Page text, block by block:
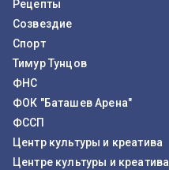
Рецепты
Созвездие
Спорт
Тимур Тунцов
ФНС
ФОК "Баташев Арена"
ФССП
Центр культуры и креатива
Центре культуры и креатива